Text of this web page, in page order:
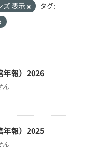
ズ 表示
タグ:
年報）2026
ん
年報）2025
ん